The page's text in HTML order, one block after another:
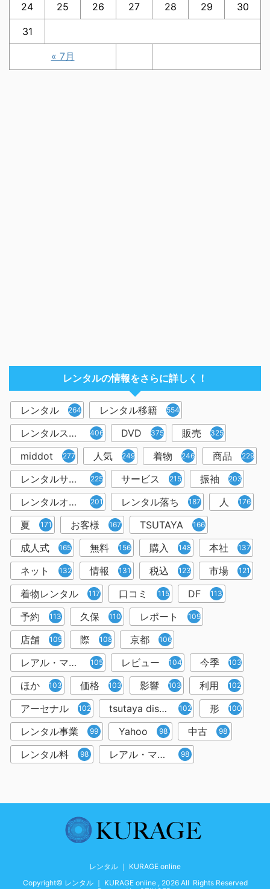
« 7月
24 25 26 27 28 29 30
31
レンタルの情報をさらに詳しく！
レンタル 2644 レンタル移籍 554
レンタルスペース 406 DVD 375 販売 325
middot 277 人気 249 着物 246 商品 229
レンタルサービス 225 サービス 215 振袖 203
レンタルオフィス 201 レンタル落ち 187 人 176
夏 171 お客様 167 TSUTAYA 166
成人式 165 無料 156 購入 148 本社 137
ネット 132 情報 131 税込 123 市場 121
着物レンタル 117 口コミ 115 DF 113
予約 113 久保 110 レポート 109
店舗 109 際 108 京都 106
レアル・マドリー 105 レビュー 104 今季 103
ほか 103 価格 103 影響 103 利用 102
アーセナル 102 tsutaya discas 102 形 100
レンタル事業 99 Yahoo 98 中古 98
レンタル料 98 レアル・マドリード 98
レンタル ｜ KURAGE online
Copyright© レンタル ｜ KURAGE online , 2026 All Rights Reserved